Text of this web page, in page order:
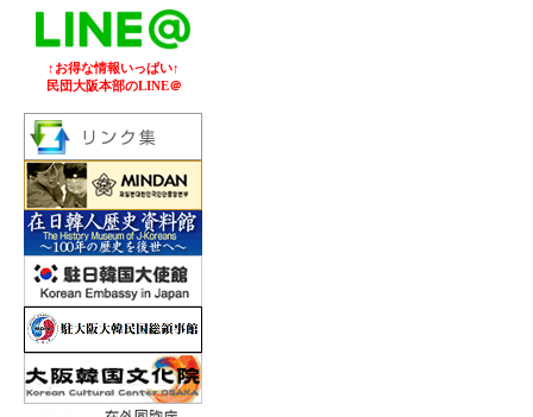
↑お得な情報いっぱい↑
民団大阪本部のLINE＠